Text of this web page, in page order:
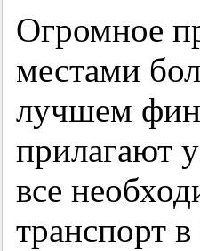
Огромное
местами
лучшем
прилагают
все
транспорт